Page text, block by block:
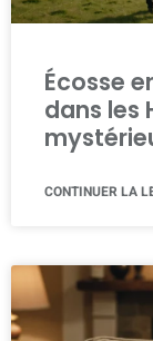
Écosse
dans les
CONTINUER LA